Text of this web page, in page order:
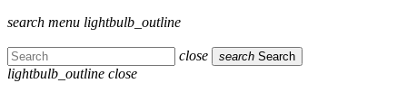
search menu lightbulb_outline
close search Search
lightbulb_outline close